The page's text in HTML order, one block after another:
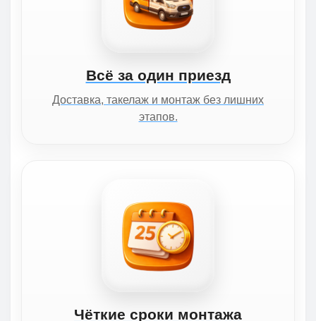
Всё за один приезд
Доставка, такелаж и монтаж без лишних
этапов.
Чёткие сроки монтажа